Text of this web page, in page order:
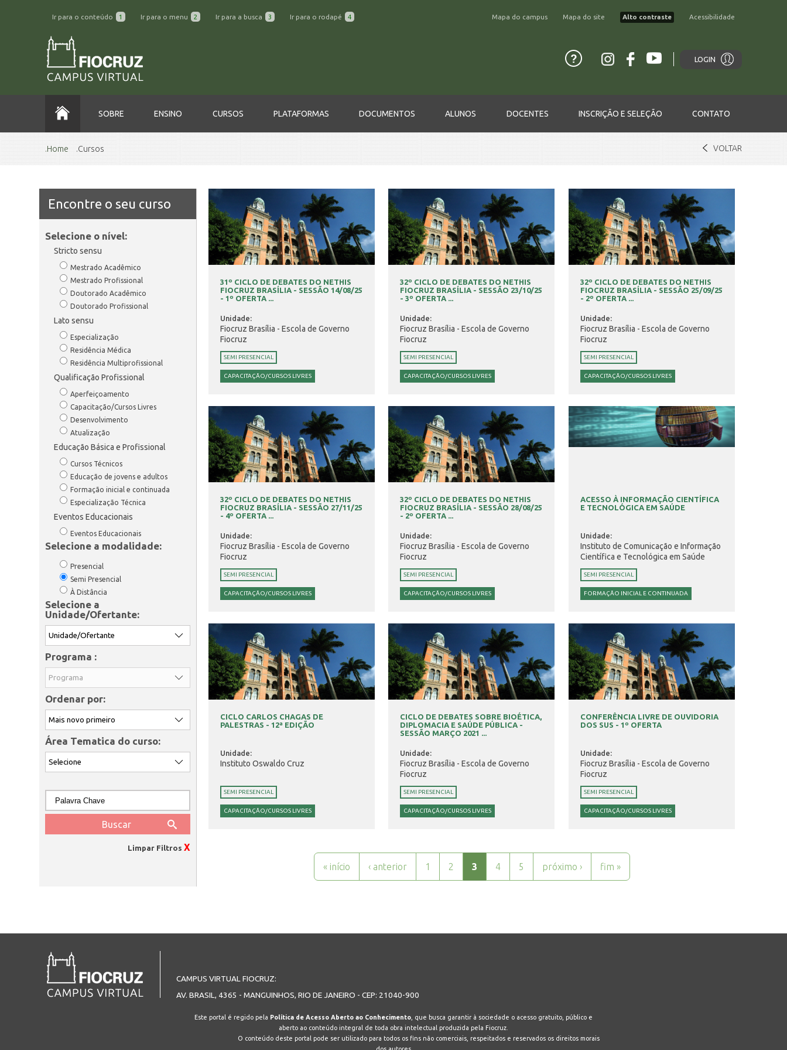
Ir para o conteúdo 1 Ir para o menu 2 Ir para a busca 3 Ir para o rodapé 4 Mapa do campus Mapa do site Alto contraste Acessibilidade
LOGIN
SOBRE ENSINO CURSOS PLATAFORMAS DOCUMENTOS ALUNOS DOCENTES INSCRIÇÃO E SELEÇÃO CONTATO
Home Cursos VOLTAR
Encontre o seu curso
Selecione o nível:
Stricto sensu
Mestrado Acadêmico
Mestrado Profissional
Doutorado Acadêmico
Doutorado Profissional
Lato sensu
Especialização
Residência Médica
Residência Multiprofissional
Qualificação Profissional
Aperfeiçoamento
Capacitação/Cursos Livres
Desenvolvimento
Atualização
Educação Básica e Profissional
Cursos Técnicos
Educação de jovens e adultos
Formação inicial e continuada
Especialização Técnica
Eventos Educacionais
Eventos Educacionais
Selecione a modalidade:
Presencial
Semi Presencial
À Distância
Selecione a
Unidade/Ofertante:
Programa :
Ordenar por:
Área Tematica do curso:
Limpar Filtros X
31º CICLO DE DEBATES DO NETHIS
FIOCRUZ BRASÍLIA - SESSÃO 14/08/25
- 1º OFERTA ...
Unidade:
Fiocruz Brasília - Escola de Governo
Fiocruz
SEMI PRESENCIAL
CAPACITAÇÃO/CURSOS LIVRES
32º CICLO DE DEBATES DO NETHIS
FIOCRUZ BRASÍLIA - SESSÃO 23/10/25
- 3º OFERTA ...
Unidade:
Fiocruz Brasília - Escola de Governo
Fiocruz
SEMI PRESENCIAL
CAPACITAÇÃO/CURSOS LIVRES
32º CICLO DE DEBATES DO NETHIS
FIOCRUZ BRASÍLIA - SESSÃO 25/09/25
- 2º OFERTA ...
Unidade:
Fiocruz Brasília - Escola de Governo
Fiocruz
SEMI PRESENCIAL
CAPACITAÇÃO/CURSOS LIVRES
32º CICLO DE DEBATES DO NETHIS
FIOCRUZ BRASÍLIA - SESSÃO 27/11/25
- 4º OFERTA ...
Unidade:
Fiocruz Brasília - Escola de Governo
Fiocruz
SEMI PRESENCIAL
CAPACITAÇÃO/CURSOS LIVRES
32º CICLO DE DEBATES DO NETHIS
FIOCRUZ BRASÍLIA - SESSÃO 28/08/25
- 2º OFERTA ...
Unidade:
Fiocruz Brasília - Escola de Governo
Fiocruz
SEMI PRESENCIAL
CAPACITAÇÃO/CURSOS LIVRES
ACESSO À INFORMAÇÃO CIENTÍFICA
E TECNOLÓGICA EM SAÚDE
Unidade:
Instituto de Comunicação e Informação
Científica e Tecnológica em Saúde
SEMI PRESENCIAL
FORMAÇÃO INICIAL E CONTINUADA
CICLO CARLOS CHAGAS DE
PALESTRAS - 12ª EDIÇÃO
Unidade:
Instituto Oswaldo Cruz
SEMI PRESENCIAL
CAPACITAÇÃO/CURSOS LIVRES
CICLO DE DEBATES SOBRE BIOÉTICA,
DIPLOMACIA E SAÚDE PÚBLICA -
SESSÃO MARÇO 2021 ...
Unidade:
Fiocruz Brasília - Escola de Governo
Fiocruz
SEMI PRESENCIAL
CAPACITAÇÃO/CURSOS LIVRES
CONFERÊNCIA LIVRE DE OUVIDORIA
DOS SUS - 1º OFERTA
Unidade:
Fiocruz Brasília - Escola de Governo
Fiocruz
SEMI PRESENCIAL
CAPACITAÇÃO/CURSOS LIVRES
« início ‹ anterior 1 2 3 4 5 próximo › fim »
CAMPUS VIRTUAL FIOCRUZ:
AV. BRASIL, 4365 - MANGUINHOS, RIO DE JANEIRO - CEP: 21040-900
Este portal é regido pela Política de Acesso Aberto ao Conhecimento , que busca garantir à sociedade o acesso gratuito, público e
aberto ao conteúdo integral de toda obra intelectual produzida pela Fiocruz.
O conteúdo deste portal pode ser utilizado para todos os fins não comerciais, respeitados e reservados os direitos morais